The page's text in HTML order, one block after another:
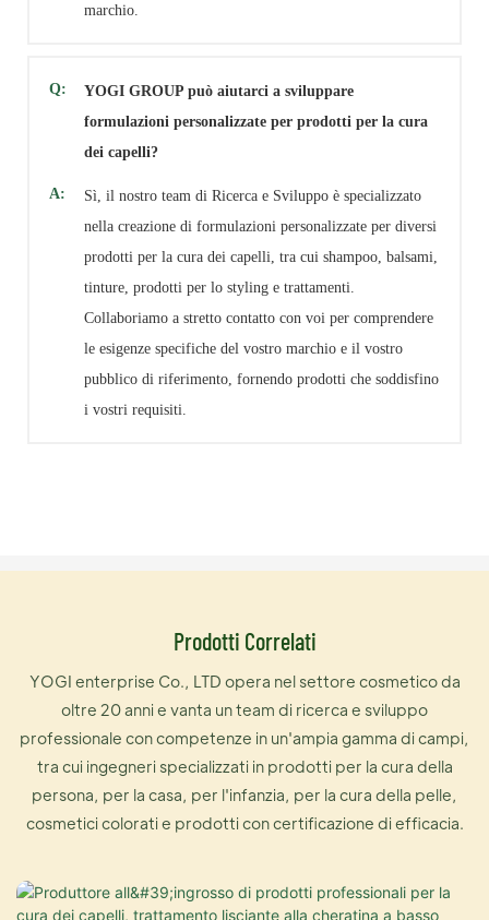
marchio.
Q:
YOGI GROUP può aiutarci a sviluppare
formulazioni personalizzate per prodotti per la cura
dei capelli?
A:
Sì, il nostro team di Ricerca e Sviluppo è specializzato
nella creazione di formulazioni personalizzate per diversi
prodotti per la cura dei capelli, tra cui shampoo, balsami,
tinture, prodotti per lo styling e trattamenti.
Collaboriamo a stretto contatto con voi per comprendere
le esigenze specifiche del vostro marchio e il vostro
pubblico di riferimento, fornendo prodotti che soddisfino
i vostri requisiti.
Prodotti Correlati
YOGI enterprise Co., LTD opera nel settore cosmetico da
oltre 20 anni e vanta un team di ricerca e sviluppo
professionale con competenze in un'ampia gamma di campi,
tra cui ingegneri specializzati in prodotti per la cura della
persona, per la casa, per l'infanzia, per la cura della pelle,
cosmetici colorati e prodotti con certificazione di efficacia.